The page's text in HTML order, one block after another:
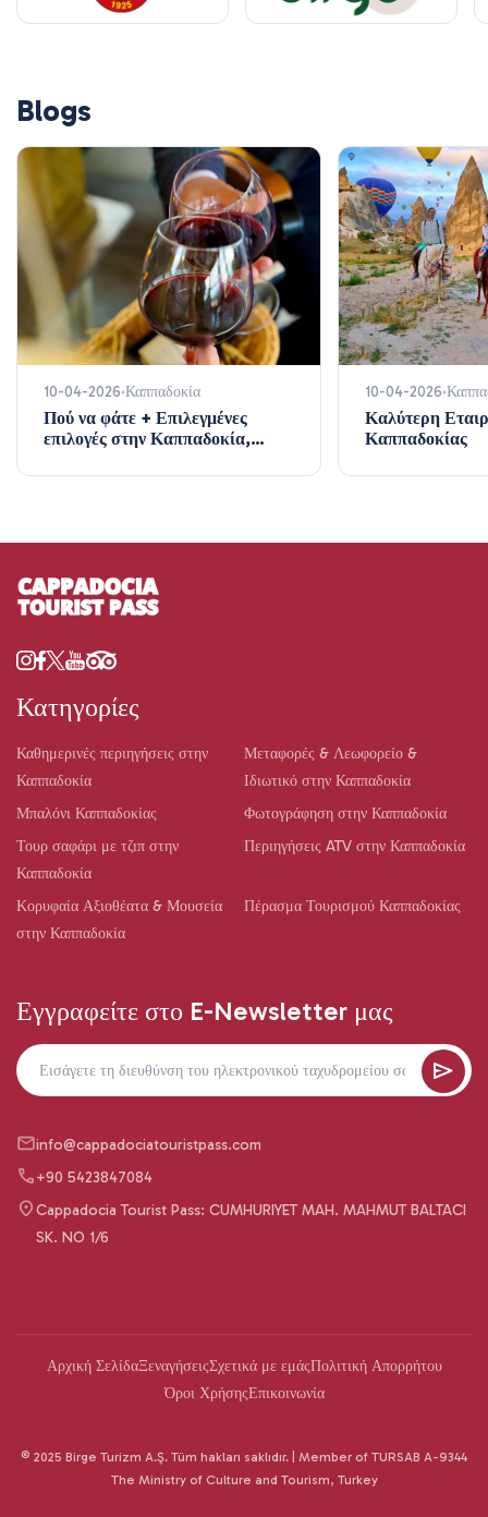
Blogs
10-04-2026 Καππαδοκία
Πού να φάτε + Επιλεγμένες
επιλογές στην Καππαδοκία,
10-04-2026
Καλύτερη
Καππαδοκίας
Κατηγορίες
Καθημερινές περιηγήσεις στην
Καππαδοκία
Μεταφορές & Λεωφορείο &
Ιδιωτικό στην Καππαδοκία
Μπαλόνι Καππαδοκίας
Φωτογράφηση στην Καππαδοκία
Τουρ σαφάρι με τζιπ στην
Καππαδοκία
Περιηγήσεις ATV στην Καππαδοκία
Κορυφαία Αξιοθέατα & Μουσεία
στην Καππαδοκία
Πέρασμα Τουρισμού Καππαδοκίας
Εγγραφείτε στο E-Newsletter μας
info@cappadociatouristpass.com
+90 5423847084
Cappadocia Tourist Pass: CUMHURIYET MAH. MAHMUT BALTACI
SK. NO 1/6
Αρχική ΣελίδαΞεναγήσειςΣχετικά με εμάςΠολιτική Απορρήτου
Όροι ΧρήσηςΕπικοινωνία
© 2025 Birge Turizm A.Ş. Tüm hakları saklıdır. | Member of TURSAB A-9344
The Ministry of Culture and Tourism, Turkey